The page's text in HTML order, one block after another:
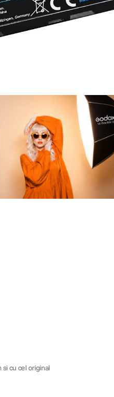
cu cel original